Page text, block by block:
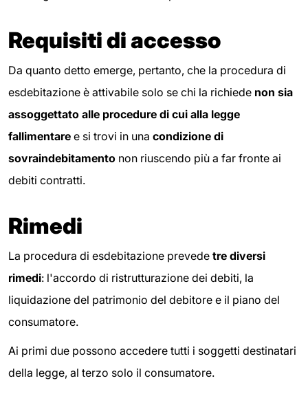
Requisiti di accesso
Da quanto detto emerge, pertanto, che la procedura di
esdebitazione è attivabile solo se chi la richiede non sia
assoggettato alle procedure di cui alla legge
fallimentare e si trovi in una condizione di
sovraindebitamento non riuscendo più a far fronte ai
debiti contratti.
Rimedi
La procedura di esdebitazione prevede tre diversi
rimedi: l'accordo di ristrutturazione dei debiti, la
liquidazione del patrimonio del debitore e il piano del
consumatore.
Ai primi due possono accedere tutti i soggetti destinatari
della legge, al terzo solo il consumatore.